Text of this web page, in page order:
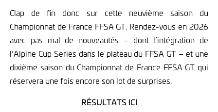
Clap de fin donc sur cette neuvième saison du
Championnat de France FFSA GT. Rendez-vous en 2026
avec pas mal de nouveautés – dont l’intégration de
l’Alpine Cup Series dans le plateau du FFSA GT – et une
dixième saison du Championnat de France FFSA GT qui
réservera une fois encore son lot de surprises.
RÉSULTATS ICI